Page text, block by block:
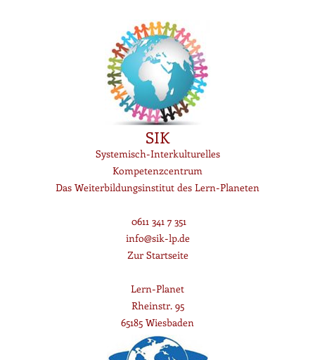
SIK
Systemisch-Interkulturelles
Kompetenzcentrum
Das Weiterbildungsinstitut des Lern-Planeten
0611 341 7 351
info@sik-lp.de
Zur Startseite
Lern-Planet
Rheinstr. 95
65185 Wiesbaden